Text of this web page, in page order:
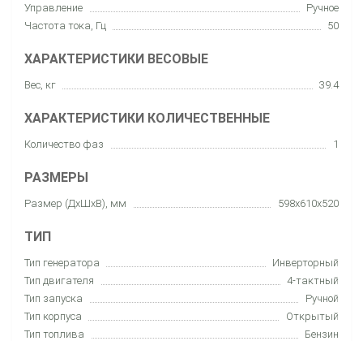
Управление
Ручное
Частота тока, Гц
50
ХАРАКТЕРИСТИКИ ВЕСОВЫЕ
Вес, кг 39.4
ХАРАКТЕРИСТИКИ КОЛИЧЕСТВЕННЫЕ
Количество фаз 1
РАЗМЕРЫ
Размер (ДхШхВ), мм 598x610x520
ТИП
Тип генератора
Инверторный
Тип двигателя
4-тактный
Тип запуска
Ручной
Тип корпуса
Открытый
Тип топлива
Бензин